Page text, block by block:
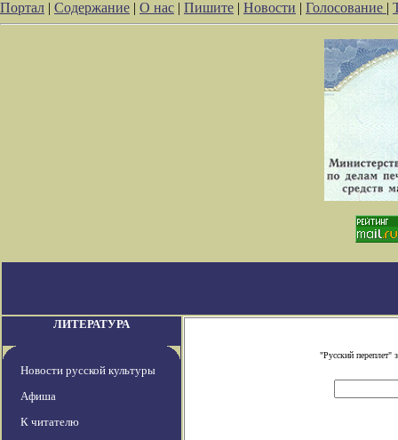
Портал | Содержание | О нас | Пишите | Новости | Голосование |
ЛИТЕРАТУРА
Новости русской культуры
Афиша
К читателю
"Русский переплет"